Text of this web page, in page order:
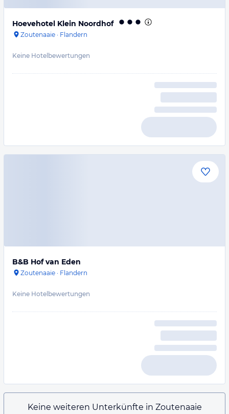
Hoevehotel Klein Noordhof
Zoutenaaie · Flandern
Keine Hotelbewertungen
B&B Hof van Eden
Zoutenaaie · Flandern
Keine Hotelbewertungen
Keine weiteren Unterkünfte in Zoutenaaie